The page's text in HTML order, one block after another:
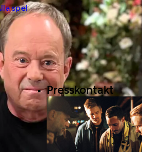
spel
Presskontakt